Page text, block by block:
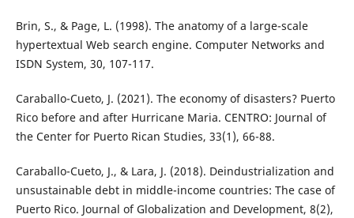
Brin, S., & Page, L. (1998). The anatomy of a large-scale
hypertextual Web search engine. Computer Networks and
ISDN System, 30, 107-117.
Caraballo-Cueto, J. (2021). The economy of disasters? Puerto
Rico before and after Hurricane Maria. CENTRO: Journal of
the Center for Puerto Rican Studies, 33(1), 66-88.
Caraballo-Cueto, J., & Lara, J. (2018). Deindustrialization and
unsustainable debt in middle-income countries: The case of
Puerto Rico. Journal of Globalization and Development, 8(2),